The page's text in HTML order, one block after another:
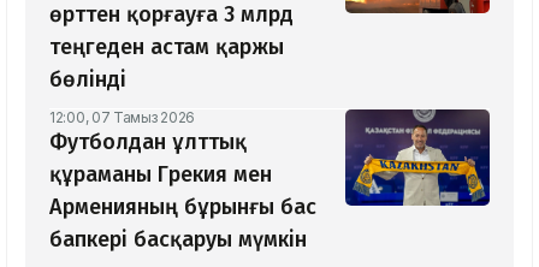
өрттен қорғауға 3 млрд
теңгеден астам қаржы
бөлінді
12:00, 07 Тамыз 2026
Футболдан ұлттық
құраманы Грекия мен
Арменияның бұрынғы бас
бапкері басқаруы мүмкін